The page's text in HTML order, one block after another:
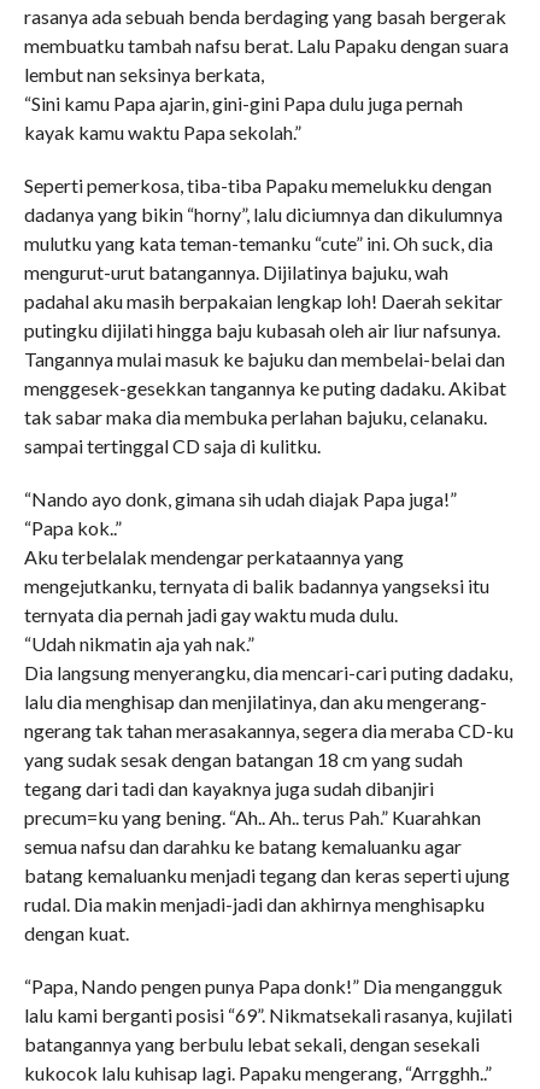
rasanya ada sebuah benda berdaging yang basah bergerak
membuatku tambah nafsu berat. Lalu Papaku dengan suara
lembut nan seksinya berkata,
“Sini kamu Papa ajarin, gini-gini Papa dulu juga pernah
kayak kamu waktu Papa sekolah.”
Seperti pemerkosa, tiba-tiba Papaku memelukku dengan
dadanya yang bikin “horny”, lalu diciumnya dan dikulumnya
mulutku yang kata teman-temanku “cute” ini. Oh suck, dia
mengurut-urut batangannya. Dijilatinya bajuku, wah
padahal aku masih berpakaian lengkap loh! Daerah sekitar
putingku dijilati hingga baju kubasah oleh air liur nafsunya.
Tangannya mulai masuk ke bajuku dan membelai-belai dan
menggesek-gesekkan tangannya ke puting dadaku. Akibat
tak sabar maka dia membuka perlahan bajuku, celanaku.
sampai tertinggal CD saja di kulitku.
“Nando ayo donk, gimana sih udah diajak Papa juga!”
“Papa kok..”
Aku terbelalak mendengar perkataannya yang
mengejutkanku, ternyata di balik badannya yangseksi itu
ternyata dia pernah jadi gay waktu muda dulu.
“Udah nikmatin aja yah nak.”
Dia langsung menyerangku, dia mencari-cari puting dadaku,
lalu dia menghisap dan menjilatinya, dan aku mengerang-
ngerang tak tahan merasakannya, segera dia meraba CD-ku
yang sudak sesak dengan batangan 18 cm yang sudah
tegang dari tadi dan kayaknya juga sudah dibanjiri
precum=ku yang bening. “Ah.. Ah.. terus Pah.” Kuarahkan
semua nafsu dan darahku ke batang kemaluanku agar
batang kemaluanku menjadi tegang dan keras seperti ujung
rudal. Dia makin menjadi-jadi dan akhirnya menghisapku
dengan kuat.
“Papa, Nando pengen punya Papa donk!” Dia mengangguk
lalu kami berganti posisi “69”. Nikmatsekali rasanya, kujilati
batangannya yang berbulu lebat sekali, dengan sesekali
kukocok lalu kuhisap lagi. Papaku mengerang, “Arrgghh..”